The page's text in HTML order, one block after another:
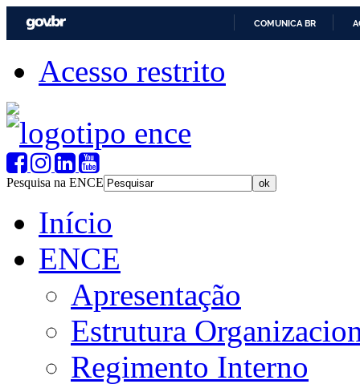
COMUNICA BR
Acesso restrito
Pesquisa na ENCE
Início
ENCE
Apresentação
Estrutura
Regimento Interno